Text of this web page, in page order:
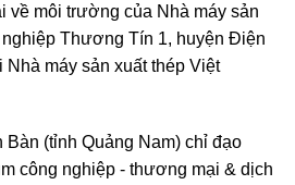
về môi trường của Nhà máy sản
Thương Tín 1, huyện Điện
máy sản xuất thép Việt
(tỉnh Quảng Nam) chỉ đạo
công nghiệp - thương mại & dịch